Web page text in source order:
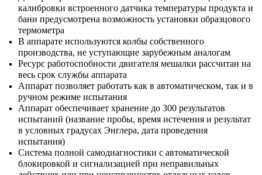
калибровки встроенного датчика температуры продукта и
бани предусмотрена возможность установки образцового
термометра
В аппарате используются колбы собственного
производства, не уступающие зарубежным аналогам
Ресурс работоспобности двигателя мешалки рассчитан на
весь срок службы аппарата
Аппарат позволяет работать как в автоматическом, так и в
ручном режиме испытания
Аппарат обеспечивает хранение до 300 результатов
испытаний (название пробы, время истечения и результат
в условных градусах Энглера, дата проведения
испытания)
Система полной самодиагностики с автоматической
блокировкой и сигнализацией при неправильных